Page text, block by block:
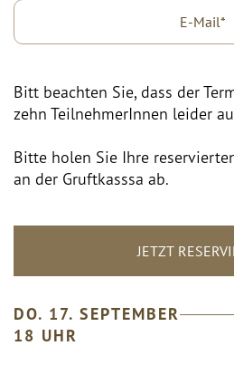
Bitt beachten Sie, dass der
zehn TeilnehmerInnen leider
Bitte holen Sie Ihre
an der Gruftkasssa ab.
DO. 17. SEPTEMBER
18 UHR